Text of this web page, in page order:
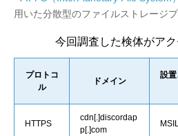
用いた分散型のファイルストレージプ
今回調査した検体がア
プロトコ
ル
ドメイン
設
HTTPS
cdn[.]discordap
p[.]com